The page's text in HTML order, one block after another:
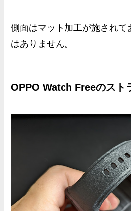
側面はマット加工が施されて
はありません。
OPPO Watch Freeのスト